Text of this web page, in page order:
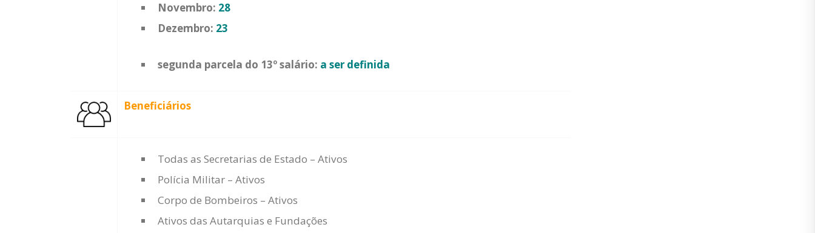
Novembro: 28
Dezembro: 23
segunda parcela do 13º salário: a ser definida
Beneficiários
Todas as Secretarias de Estado – Ativos
Polícia Militar – Ativos
Corpo de Bombeiros – Ativos
Ativos das Autarquias e Fundações